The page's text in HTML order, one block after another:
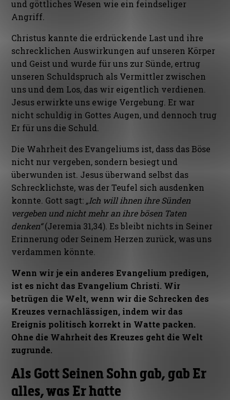
und göttliches Wesen wie ein feindseliger
Angriff.
Christus kannte die erdrückende Last und ihre
schrecklichen Auswirkungen auf unseren Körper
und Geist und wurde für uns zur Sünde, ertrug
unseren Schuldspruch als Vermittler zwischen
uns und dem Los, das wir eigentlich verdienen.
Jesus erwirkte uns ewige Vergebung. Er war
nicht schuldig in Gottes Augen, und dennoch trug
Er für uns die Schuld.
Die Wahrheit des Evangeliums ist, dass das Böse
nicht nur vergeben, sondern besiegt und
überwunden ist. Jesus überwand selbst das
Schrecklichste, was der Teufel sich ausdenken
konnte. Gott sagt: „Ich will ihnen ihre Sünden
vergeben und nicht mehr an ihre bösen Taten
denken“(Jeremia 31,34). Es bleibt nichts in Seiner
Erinnerung oder Seinem Herzen zurück, was uns
verdammen könnte.
Wenn wir je ein anderes Evangelium predigen,
ist es nicht das Evangelium Christi. Wir
betrügen die Welt, wenn wir die Schrecken des
Kreuzes vernachlässigen, indem wir das
Ereignis politisch korrekt in Watte packen.
Ohne die Wahrheit des Kreuzes geht die Welt
zugrunde.
Als Gott Seinen Sohn gab, gab Er
alles, was Er hatte